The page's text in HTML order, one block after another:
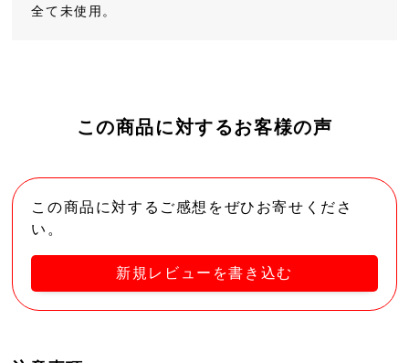
全て未使用。
この商品に対するお客様の声
この商品に対するご感想をぜひお寄せくださ
い。
新規レビューを書き込む